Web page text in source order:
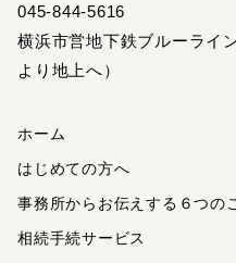
045-844-5616
横浜市営地下鉄ブルーライ
より地上へ）
ホーム
はじめての方へ
事務所からお伝えする６つの
相続手続サービス